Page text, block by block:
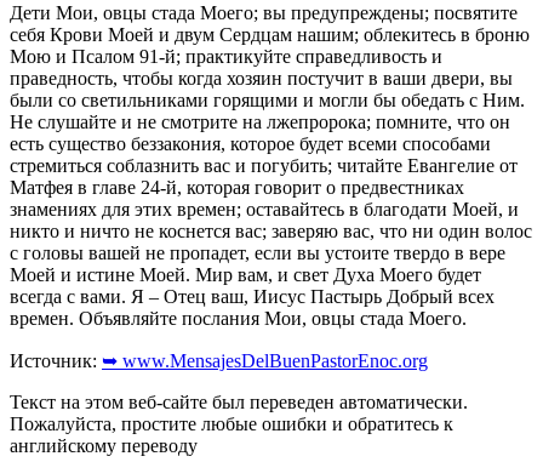
Дети Мои, овцы стада Моего; вы предупреждены; посвятите
себя Крови Моей и двум Сердцам нашим; облекитесь в броню
Мою и Псалом 91-й; практикуйте справедливость и
праведность, чтобы когда хозяин постучит в ваши двери, вы
были со светильниками горящими и могли бы обедать с Ним.
Не слушайте и не смотрите на лжепророка; помните, что он
есть существо беззакония, которое будет всеми способами
стремиться соблазнить вас и погубить; читайте Евангелие от
Матфея в главе 24-й, которая говорит о предвестниках
знамениях для этих времен; оставайтесь в благодати Моей, и
никто и ничто не коснется вас; заверяю вас, что ни один волос
с головы вашей не пропадет, если вы устоите твердо в вере
Моей и истине Моей. Мир вам, и свет Духа Моего будет
всегда с вами. Я – Отец ваш, Иисус Пастырь Добрый всех
времен. Объявляйте послания Мои, овцы стада Моего.
Источник: ➥ www.MensajesDelBuenPastorEnoc.org
Текст на этом веб-сайте был переведен автоматически.
Пожалуйста, простите любые ошибки и обратитесь к
английскому переводу